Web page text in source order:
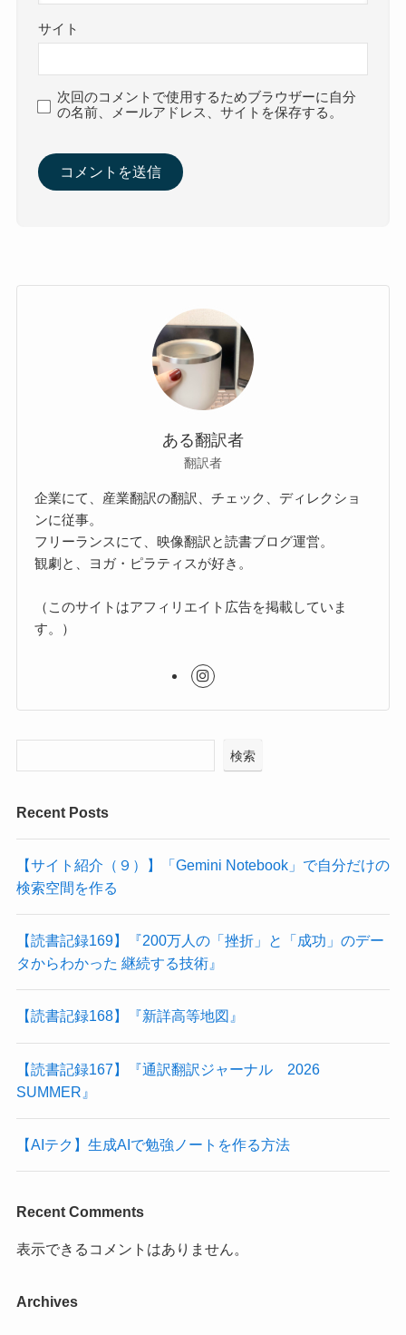
サイト
次回のコメントで使用するためブラウザーに自分
の名前、メールアドレス、サイトを保存する。
ある翻訳者
翻訳者
企業にて、産業翻訳の翻訳、チェック、ディレクショ
ンに従事。
フリーランスにて、映像翻訳と読書ブログ運営。
観劇と、ヨガ・ピラティスが好き。
（このサイトはアフィリエイト広告を掲載していま
す。）
検索
Recent Posts
【サイト紹介（９）】「Gemini Notebook」で自分だけの
検索空間を作る
【読書記録169】『200万人の「挫折」と「成功」のデー
タからわかった 継続する技術』
【読書記録168】『新詳高等地図』
【読書記録167】『通訳翻訳ジャーナル 2026
SUMMER』
【AIテク】生成AIで勉強ノートを作る方法
Recent Comments
表示できるコメントはありません。
Archives